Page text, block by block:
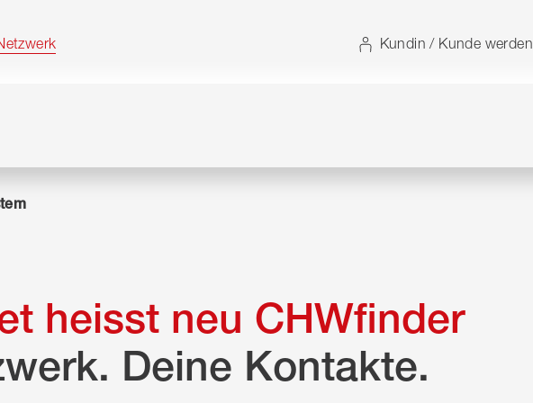
Kundin / Kunde werden
heisst neu CHWfinder
Deine Kontakte.